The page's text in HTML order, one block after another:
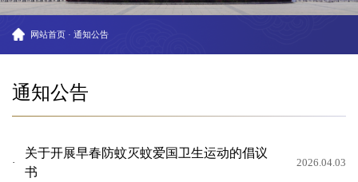
网站首页 · 通知公告
通知公告
关于开展早春防蚊灭蚊爱国卫生运动的倡议
书
2026.04.03